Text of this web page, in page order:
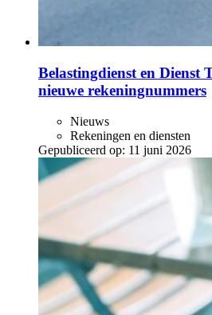
Belastingdienst en Dienst
nieuwe rekeningnummers
Nieuws
Rekeningen en diensten
Gepubliceerd op: 11 juni 2026